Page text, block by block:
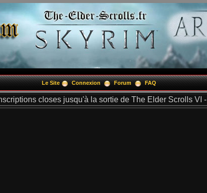
Le Site Connexion Forum FAQ
closes jusqu'à la sortie de The Elder Scrolls VI -